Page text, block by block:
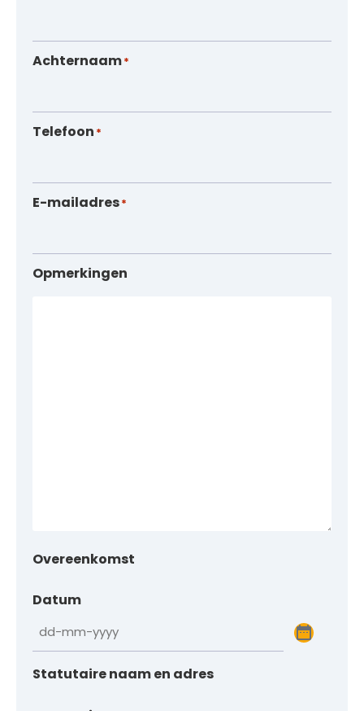
Achternaam*
Telefoon *
E-mailadres*
Opmerkingen
Overeenkomst
Datum
Statutaire naam en adres